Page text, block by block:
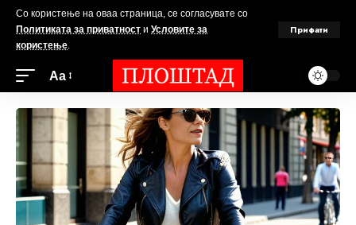
Со користење на оваа страница, се согласувате со
Политиката за приватност и Условите за
користење.
Прифати
Аа